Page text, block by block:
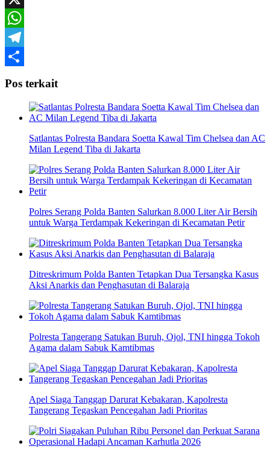
X
WhatsApp
Telegram
Pos terkait
Satlantas Polresta Bandara Soetta Kawal Tim Chelsea dan AC
Milan Legend Tiba di Jakarta
Polres Serang Polda Banten Salurkan 8.000 Liter Air Bersih
untuk Warga Terdampak Kekeringan di Kecamatan Petir
Ditreskrimum Polda Banten Tetapkan Dua Tersangka Kasus
Aksi Anarkis dan Penghasutan di Balaraja
Polresta Tangerang Satukan Buruh, Ojol, TNI hingga Tokoh
Agama dalam Sabuk Kamtibmas
Apel Siaga Tanggap Darurat Kebakaran, Kapolresta
Tangerang Tegaskan Pencegahan Jadi Prioritas